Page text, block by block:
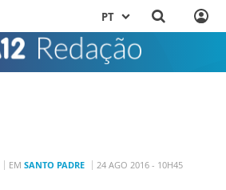
PT
EM SANTO PADRE 24 AGO 2016 - 10H45